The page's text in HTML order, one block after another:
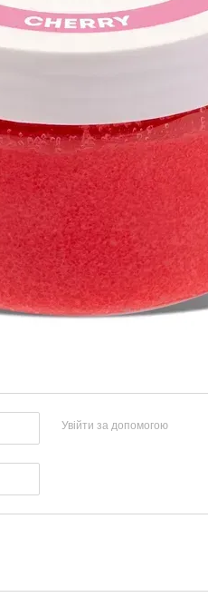
Увійти за допомогою